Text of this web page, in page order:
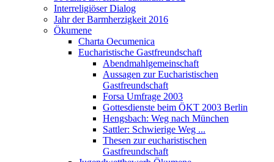
Interreligiöser Dialog
Jahr der Barmherzigkeit 2016
Ökumene
Charta Oecumenica
Eucharistische Gastfreundschaft
Abendmahlgemeinschaft
Aussagen zur Eucharistischen
Gastfreundschaft
Forsa Umfrage 2003
Gottesdienste beim ÖKT 2003 Berlin
Hengsbach: Weg nach München
Sattler: Schwierige Weg ...
Thesen zur eucharistischen
Gastfreundschaft